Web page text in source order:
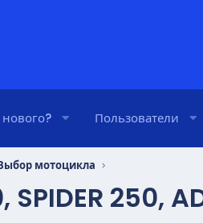
Пользователи
мотоцикла
SPIDER 250,